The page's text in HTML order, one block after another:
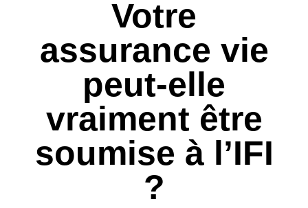
Votre
assurance vie
peut-elle
vraiment être
soumise à l’IFI
?